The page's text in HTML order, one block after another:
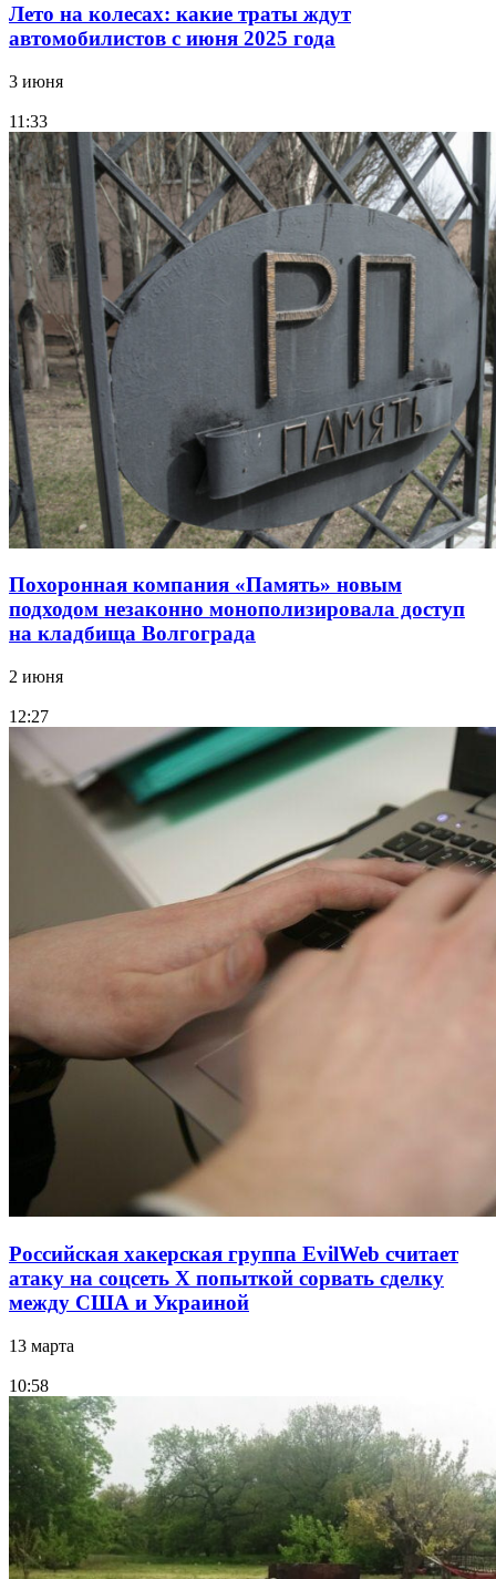
Лето на колесах: какие траты ждут
автомобилистов с июня 2025 года
3 июня
11:33
Похоронная компания «Память» новым
подходом незаконно монополизировала доступ
на кладбища Волгограда
2 июня
12:27
Российская хакерская группа EvilWeb считает
атаку на соцсеть Х попыткой сорвать сделку
между США и Украиной
13 марта
10:58